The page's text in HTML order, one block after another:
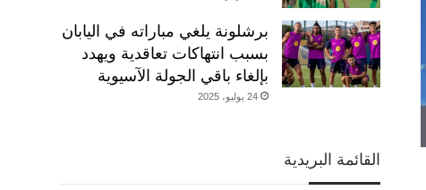
برشلونة يلغي مباراته في اليابان
بسبب انتهاكات تعاقدية ويهدد
بإلغاء باقي الجولة الآسيوية
24 يوليو، 2025
القائمة البريدية